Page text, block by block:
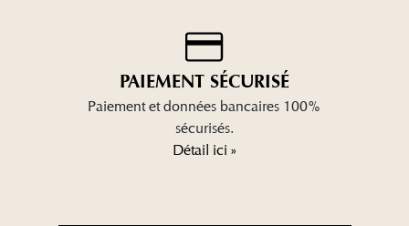
PAIEMENT SÉCURISÉ
Paiement et données bancaires 100%
sécurisés.
Détail ici »